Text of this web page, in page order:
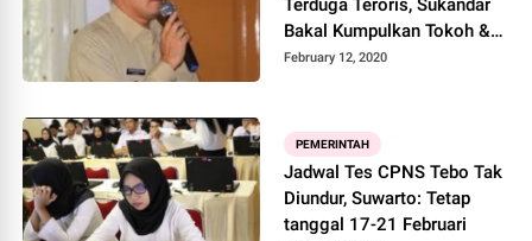
Terduga Teroris, Sukandar
Bakal Kumpulkan Tokoh &
Organisasi Keagamaan
February 12, 2020
PEMERINTAH
Jadwal Tes CPNS Tebo Tak
Diundur, Suwarto: Tetap
tanggal 17-21 Februari